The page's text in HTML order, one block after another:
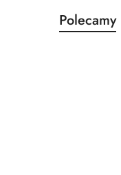
Pomiń karuzelę
Produkty
o
Polecamy